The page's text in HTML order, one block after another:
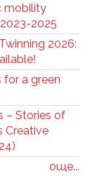
mobility
2025
2026:
for a green
– Stories of
Creative
още...